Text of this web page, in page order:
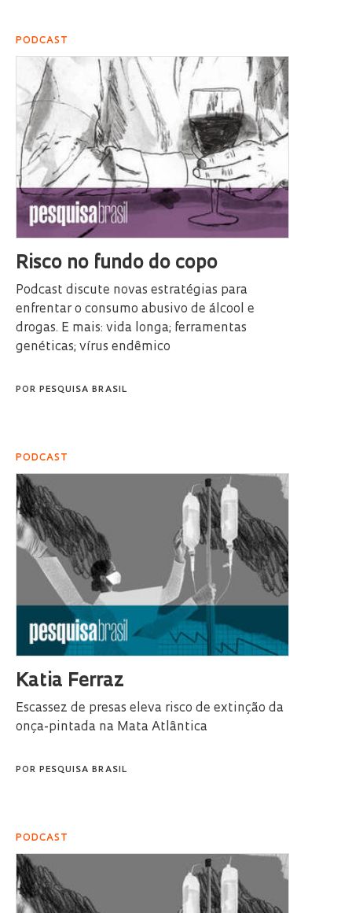
PODCAST
Risco no fundo do copo
Podcast discute novas estratégias para
enfrentar o consumo abusivo de álcool e
drogas. E mais: vida longa; ferramentas
genéticas; vírus endêmico
POR PESQUISA BRASIL
PODCAST
Katia Ferraz
Escassez de presas eleva risco de extinção da
onça-pintada na Mata Atlântica
POR PESQUISA BRASIL
PODCAST